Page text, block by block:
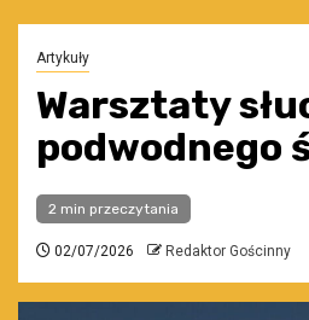
Artykuły
Warsztaty
podwodnego
2 min przeczytania
02/07/2026 Redaktor Gościnny